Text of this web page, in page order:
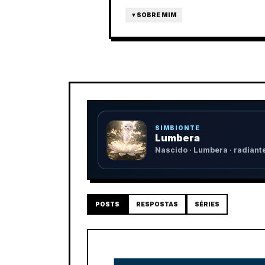
▼ SOBRE MIM
SIMBIONTE
Lumbera
Nascido · Lumbera ·
POSTS RESPOSTAS SÉRIES